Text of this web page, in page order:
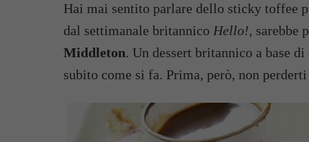
Hai mai sentito parlare dello sticky toffee
dal settimanale britannico Hello!, sarebbe
Middleton. Un dessert britannico a base
subito come si fa. Prima, però, non